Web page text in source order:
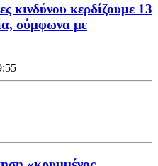
κινδύνου κερδίζουμε 13
σύμφωνα με